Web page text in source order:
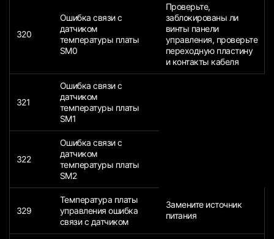
320
Ошибка связи с
датчиком
температуры платы
SM0
Проверьте,
заблокированы ли
винты панели
управления, проверьте
переходную пластину
и контакты кабеля
321
Ошибка связи с
датчиком
температуры платы
SM1
322
Ошибка связи с
датчиком
температуры платы
SM2
329
Температура платы
управления ошибка
связи с датчиком
Замените источник
питания